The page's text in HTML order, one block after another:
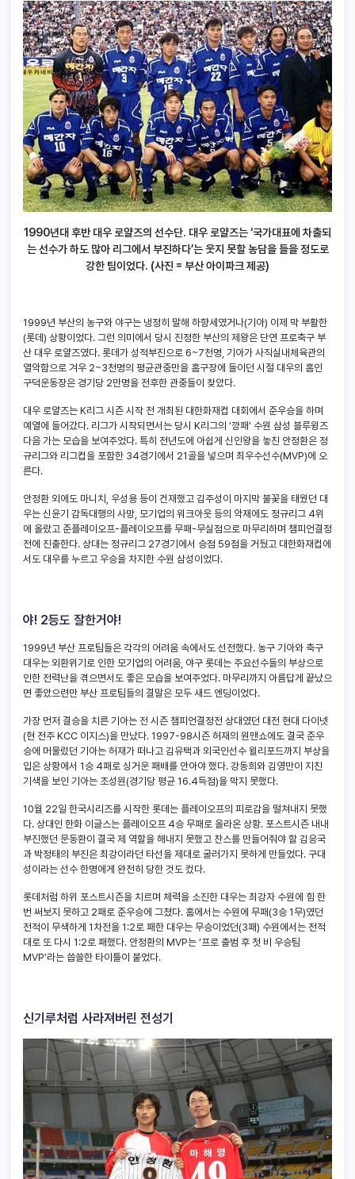
1990년대 후반 대우 로얄즈의 선수단. 대우 로얄즈는 ‘국가대표에 차출되
는 선수가 하도 많아 리그에서 부진하다’는 웃지 못할 농담을 들을 정도로
강한 팀이었다. (사진 = 부산 아이파크 제공)
1999년 부산의 농구와 야구는 냉정히 말해 하향세였거나(기아) 이제 막 부활한
(롯데) 상황이었다. 그런 의미에서 당시 진정한 부산의 제왕은 단연 프로축구 부
산 대우 로얄즈였다. 롯데가 성적부진으로 6~7천명, 기아가 사직실내체육관의
열악함으로 겨우 2~3천명의 평균관중만을 홈구장에 들이던 시절 대우의 홈인
구덕운동장은 경기당 2만명을 전후한 관중들이 찾았다.
대우 로얄즈는 K리그 시즌 시작 전 개최된 대한화재컵 대회에서 준우승을 하며
예열에 들어갔다. 리그가 시작되면서는 당시 K리그의 ‘깡패’ 수원 삼성 블루윙즈
다음 가는 모습을 보여주었다. 특히 전년도에 아쉽게 신인왕을 놓친 안정환은 정
규리그와 리그컵을 포함한 34경기에서 21골을 넣으며 최우수선수(MVP)에 오
른다.
안정환 외에도 마니치, 우성용 등이 건재했고 김주성이 마지막 불꽃을 태웠던 대
우는 신윤기 감독대행의 사망, 모기업의 워크아웃 등의 악재에도 정규리그 4위
에 올랐고 준플레이오프-플레이오프를 무패-무실점으로 마무리하며 챔피언결정
전에 진출한다. 상대는 정규리그 27경기에서 승점 59점을 거뒀고 대한화재컵에
서도 대우를 누르고 우승을 차지한 수원 삼성이었다.
야! 2등도 잘한거야!
1999년 부산 프로팀들은 각각의 어려움 속에서도 선전했다. 농구 기아와 축구
대우는 외환위기로 인한 모기업의 어려움, 야구 롯데는 주요선수들의 부상으로
인한 전력난을 겪으면서도 좋은 모습을 보여주었다. 마무리까지 아름답게 끝났으
면 좋았으련만 부산 프로팀들의 결말은 모두 새드 엔딩이었다.
가장 먼저 결승을 치른 기아는 전 시즌 챔피언결정전 상대였던 대전 현대 다이넷
(현 전주 KCC 이지스)을 만났다. 1997-98시즌 허재의 원맨쇼에도 결국 준우
승에 머물렀던 기아는 허재가 떠나고 김유택과 외국인선수 윌리포드까지 부상을
입은 상황에서 1승 4패로 싱거운 패배를 안아야 했다. 강동희와 김영만이 지친
기색을 보인 기아는 조성원(경기당 평균 16.4득점)을 막지 못했다.
10월 22일 한국시리즈를 시작한 롯데는 플레이오프의 피로감을 떨쳐내지 못했
다. 상대인 한화 이글스는 플레이오프 4승 무패로 올라온 상황. 포스트시즌 내내
부진했던 문동환이 결국 제 역할을 해내지 못했고 찬스를 만들어줘야 할 김응국
과 박정태의 부진은 최강이라던 타선을 제대로 굴러가지 못하게 만들었다. 구대
성이라는 선수 한명에게 완전히 당한 것도 컸다.
롯데처럼 하위 포스트시즌을 치르며 체력을 소진한 대우는 최강자 수원에 힘 한
번 써보지 못하고 2패로 준우승에 그쳤다. 홈에서는 수원에 무패(3승 1무)였던
전적이 무색하게 1차전을 1:2로 패한 대우는 무승이었던(3패) 수원에서는 전적
대로 또 다시 1:2로 패했다. 안정환의 MVP는 ‘프로 출범 후 첫 비 우승팀
MVP’라는 씁쓸한 타이틀이 붙었다.
신기루처럼 사라져버린 전성기